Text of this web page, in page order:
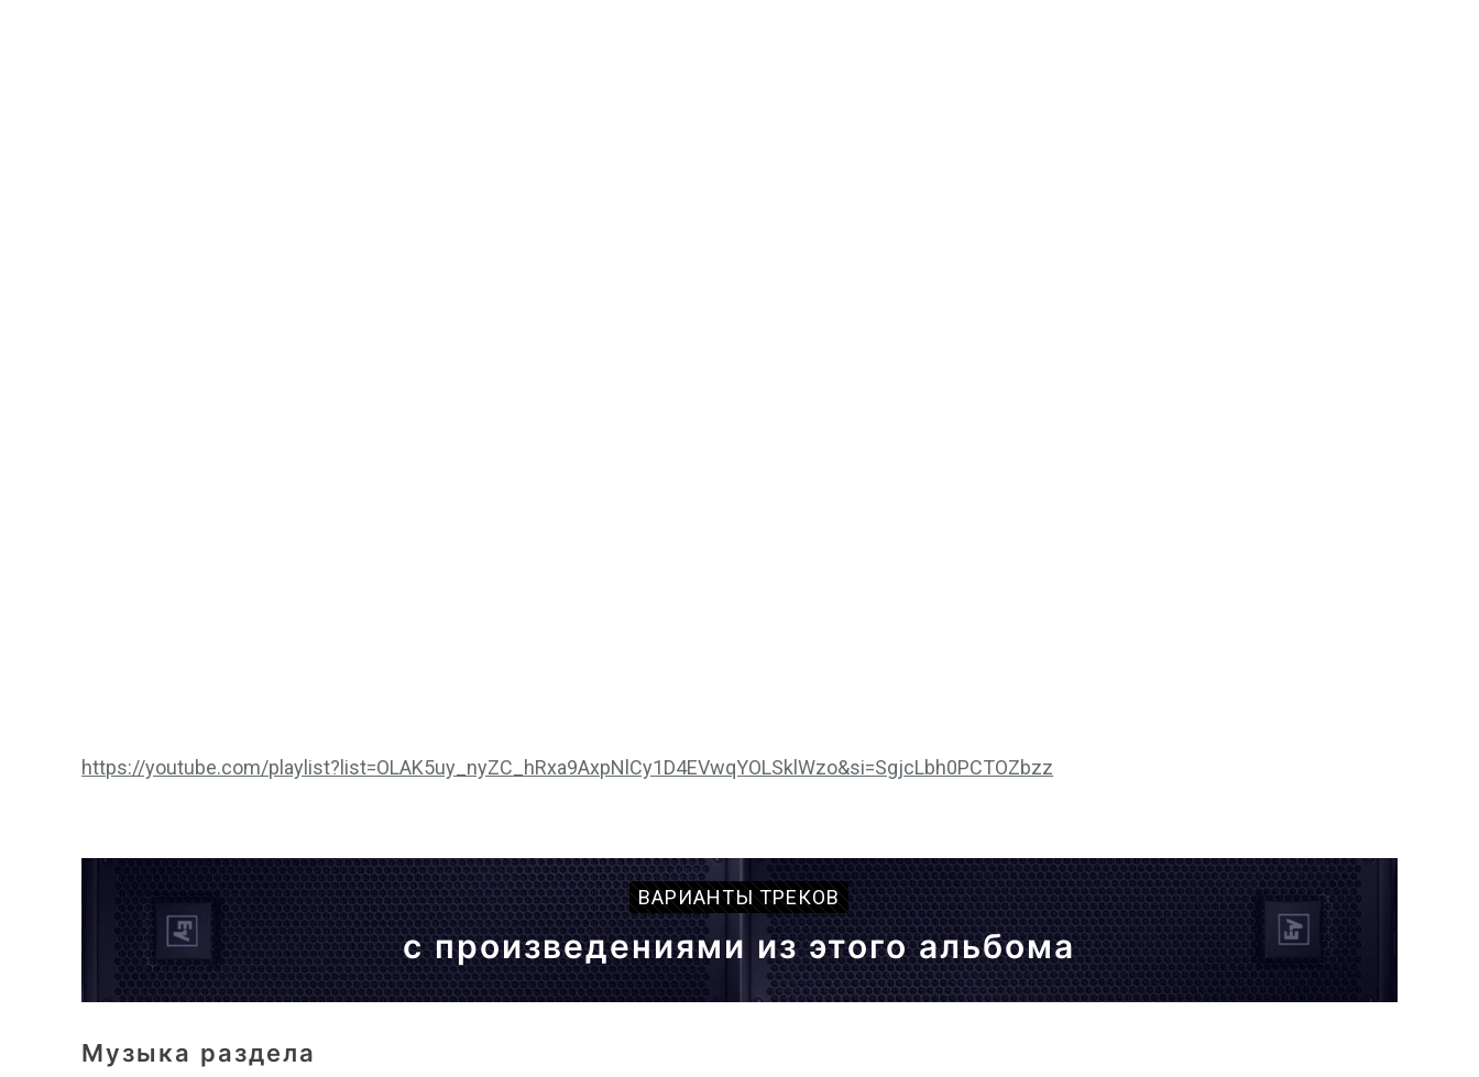
https://youtube.com/playlist?list=OLAK5uy_nyZC_hRxa9AxpNlCy1D4EVwqYOLSklWzo&si=SgjcLbh0PCTOZbzz
ВАРИАНТЫ ТРЕКОВ
с произведениями из этого альбома
Музыка раздела